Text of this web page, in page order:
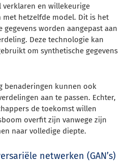
verklaren en willekeurige
met hetzelfde model. Dit is het
worden aangepast aan
Deze technologie kan
om synthetische gegevens
benaderingen kunnen ook
aan te passen. Echter,
de toekomst willen
overfit zijn vanwege zijn
naar volledige diepte.
netwerken (GAN’s)